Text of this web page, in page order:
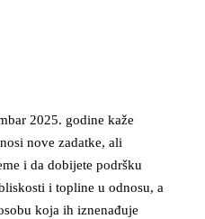
2025. godine kaže
nove zadatke, ali
i da dobijete podršku
i topline u odnosu, a
koja ih iznenađuje